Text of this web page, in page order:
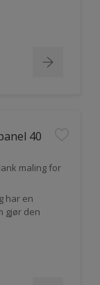
40
maling for
har en
gjør den